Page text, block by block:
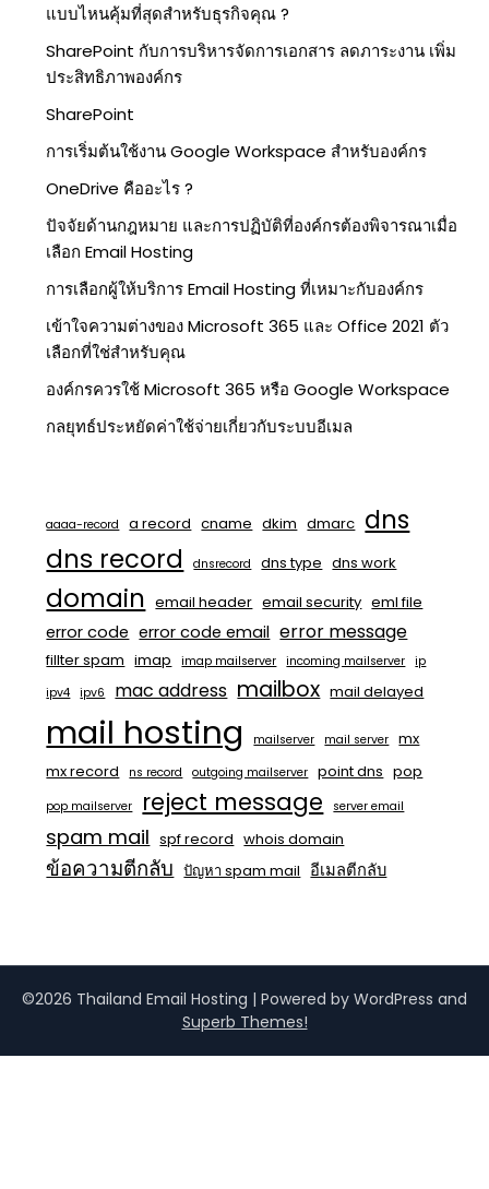
แบบไหนคุ้มที่สุดสำหรับธุรกิจคุณ ?
SharePoint กับการบริหารจัดการเอกสาร ลดภาระงาน เพิ่ม
ประสิทธิภาพองค์กร
SharePoint
การเริ่มต้นใช้งาน Google Workspace สำหรับองค์กร
OneDrive คืออะไร ?
ปัจจัยด้านกฎหมาย และการปฏิบัติที่องค์กรต้องพิจารณาเมื่อ
เลือก Email Hosting
การเลือกผู้ให้บริการ Email Hosting ที่เหมาะกับองค์กร
เข้าใจความต่างของ Microsoft 365 และ Office 2021 ตัว
เลือกที่ใช่สำหรับคุณ
องค์กรควรใช้ Microsoft 365 หรือ Google Workspace
กลยุทธ์ประหยัดค่าใช้จ่ายเกี่ยวกับระบบอีเมล
aaaa-record a record cname dkim dmarc dns
dns record
dnsrecord dns type dns work
domain email header email security eml file
error code error code email error message
fillter spam imap imap mailserver incoming mailserver
ip
ipv4
ipv6 mac address mailbox mail delayed
mail hosting mailserver mail server
mx
mx record
ns record outgoing mailserver point dns pop
pop mailserver reject message server email
spam mail spf record whois domain
ข้อความตีกลับ ปัญหา spam mail อีเมลตีกลับ
©2026 Thailand Email Hosting | Powered by WordPress and
Superb Themes!